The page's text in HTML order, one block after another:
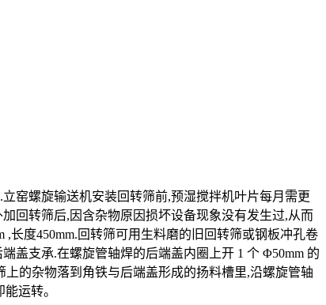
窑螺旋输送机安装回转筛前,预湿搅拌机叶片每月需更
回转筛后,因含杂物原因损坏设备现象没有发生过,从而
长度450mm.回转筛可用生料磨的旧回转筛或钢板冲孔卷
盖支承.在螺旋管轴焊的后端盖内圈上开 1 个 Φ50mm 的
的杂物落到角铁与后端盖形成的扬料槽里,沿螺旋管轴
运转。